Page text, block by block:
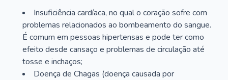
Insuficiência cardíaca, no qual o coração sofre com
problemas relacionados ao bombeamento do sangue.
É comum em pessoas hipertensas e pode ter como
efeito desde cansaço e problemas de circulação até
tosse e inchaços;
Doença de Chagas (doença causada por